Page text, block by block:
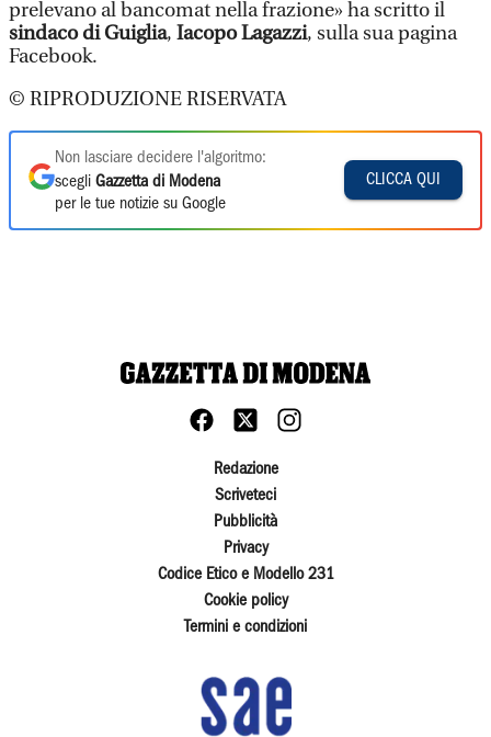
prelevano al bancomat nella frazione» ha scritto il
sindaco di Guiglia, Iacopo Lagazzi, sulla sua pagina
Facebook.
© RIPRODUZIONE RISERVATA
Non lasciare decidere l'algoritmo:
scegli Gazzetta di Modena
per le tue notizie su Google
CLICCA QUI
Redazione
Scriveteci
Pubblicità
Privacy
Codice Etico e Modello 231
Cookie policy
Termini e condizioni